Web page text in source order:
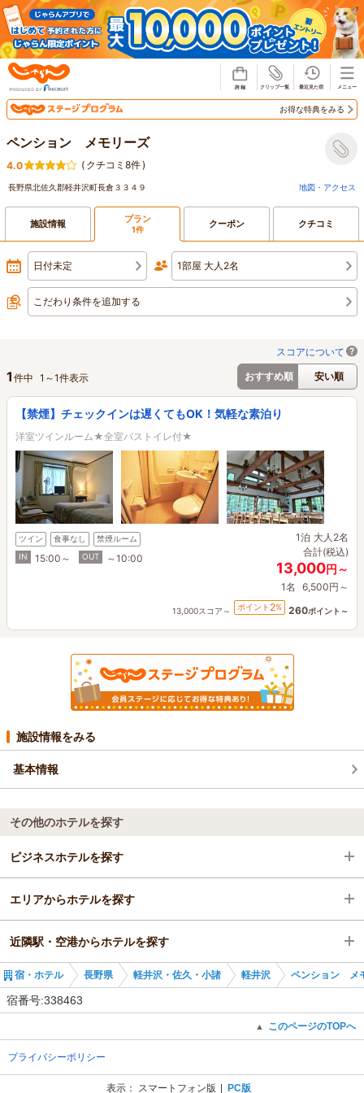
お得な特典をみる
ペンション メモリーズ
4.0 ( クチコミ8件)
長野県北佐久郡軽井沢町長倉３３４９ 地図・アクセス
施設情報 プラン
1件 クーポン クチコミ
日付未定 1部屋 大人2名
こだわり条件を追加する
スコアについて
おすすめ順
安い順
1 件中 1 ～1件表示
【禁煙】チェックインは遅くてもOK！気軽な素泊り
洋室ツインルーム★全室バストイレ付★
ツイン 食事なし
禁煙ルーム
IN
15:00～ OUT ～10:00
1泊 大人2名
合計(税込)
13,000円～
1名 6,500円～
13,000スコア～ ポイント 2% 260ポイント～
施設情報をみる
基本情報
その他のホテルを探す
ビジネスホテルを探す
長野県
軽井沢・佐久・小諸
軽井沢
エリアからホテルを探す
長野県
軽井沢・佐久・小諸
近隣駅・空港からホテルを探す
中軽井沢駅
宿・ホテル 長野県 軽井沢・佐久・小諸 軽井沢 ペンション メ
宿番号:338463
▲ このページのTOPへ
プライバシーポリシー
表示： スマートフォン版 PC版